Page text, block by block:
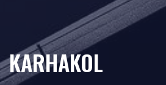
KARHAKOL